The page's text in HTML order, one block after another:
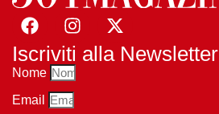
Iscriviti alla Newsletter
Nome
Email